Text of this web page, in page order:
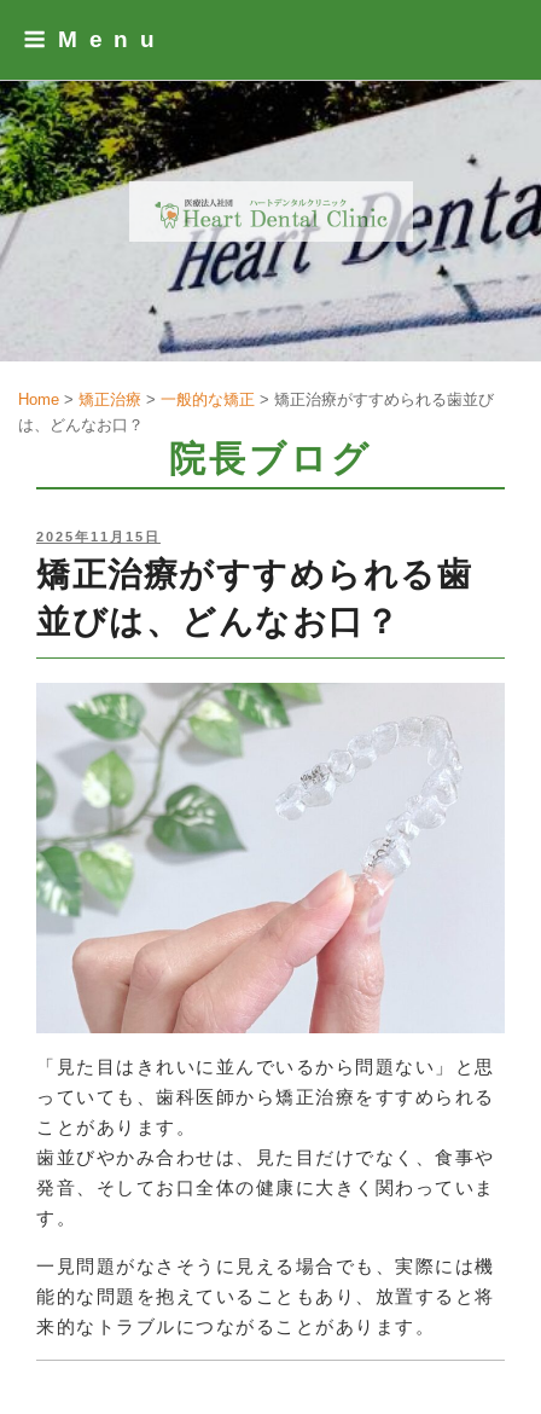
Menu
Home > 矯正治療 > 一般的な矯正 > 矯正治療がすすめられる歯並び
は、どんなお口？
院長ブログ
POSTED
ON
2025年11月15日
矯正治療がすすめられる歯
並びは、どんなお口？
「見た目はきれいに並んでいるから問題ない」と思
っていても、歯科医師から矯正治療をすすめられる
ことがあります。
歯並びやかみ合わせは、見た目だけでなく、食事や
発音、そしてお口全体の健康に大きく関わっていま
す。
一見問題がなさそうに見える場合でも、実際には機
能的な問題を抱えていることもあり、放置すると将
来的なトラブルにつながることがあります。